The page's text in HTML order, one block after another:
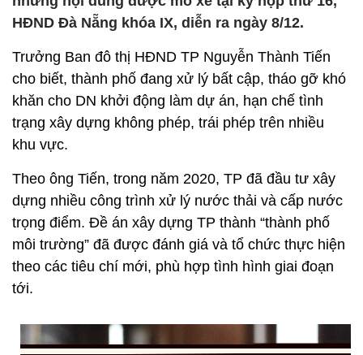
HĐND Đà Nẵng khóa IX, diễn ra ngày 8/12.
Trưởng Ban đô thị HĐND TP Nguyễn Thành Tiến
cho biết, thành phố đang xử lý bất cập, tháo gỡ khó
khăn cho DN khởi động làm dự án, hạn chế tình
trạng xây dựng không phép, trái phép trên nhiều
khu vực.
Theo ông Tiến, trong năm 2020, TP đã đầu tư xây
dựng nhiều công trình xử lý nước thải và cấp nước
trọng điểm. Đề án xây dựng TP thành “thành phố
môi trường” đã được đánh giá và tổ chức thực hiện
theo các tiêu chí mới, phù hợp tình hình giai đoạn
tới.